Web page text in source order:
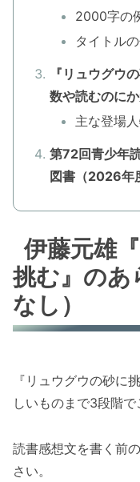
2000字の
タイトル
『リュウグウ
数や読むのにか
主な登場
第72回青少年
図書（2026年
伊藤元雄
挑む』のあ
なし）
『リュウグウの砂に
しいものまで3段階で
読書感想文を書く前
さい。